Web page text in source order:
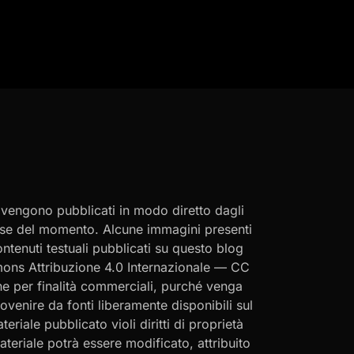
pubblicati in modo diretto dagli
del momento. Alcune immagini presenti
testuali pubblicati su questo blog
Attribuzione 4.0 Internazionale — CC
per finalità commerciali, purché venga
da fonti liberamente disponibili sul
pubblicato violi diritti di proprietà
potrà essere modificato, attribuito